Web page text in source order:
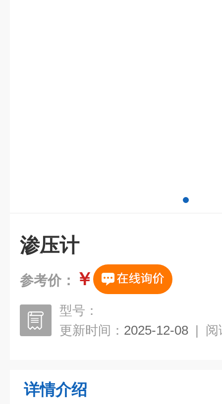
渗压计
参考价： ￥
型号：
更新时间： 2025-12-08 | 阅
详情介绍